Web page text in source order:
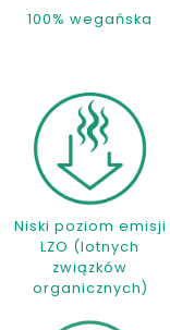
100% wegańska
Niski poziom emisji
LZO (lotnych
związków
organicznych)